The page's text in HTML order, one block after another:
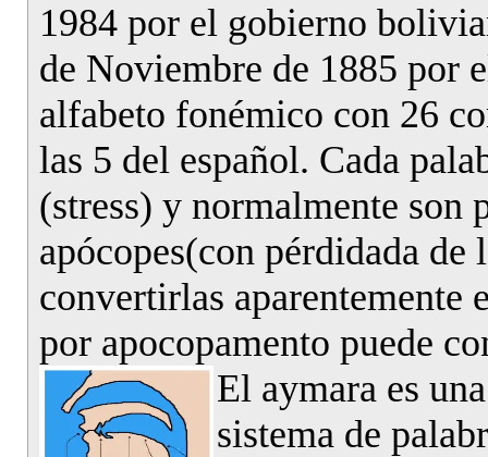
1984 por el gobierno
de Noviembre de 1885 por
alfabeto fonémico con 26
las 5 del español. Cada
(stress) y normalmente son
apócopes(con pérdidada
convertirlas aparentemente
por apocopamento puede
El aymara es
sistema de